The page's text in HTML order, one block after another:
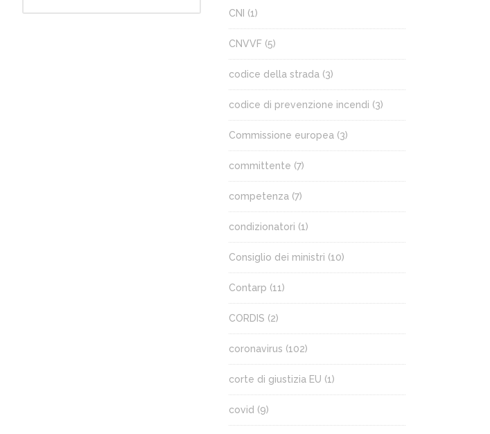
CNI (1)
CNVVF (5)
codice della strada (3)
codice di prevenzione incendi (3)
Commissione europea (3)
committente (7)
competenza (7)
condizionatori (1)
Consiglio dei ministri (10)
Contarp (11)
CORDIS (2)
coronavirus (102)
corte di giustizia EU (1)
covid (9)